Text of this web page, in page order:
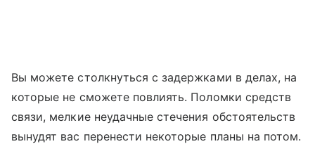
Вы можете столкнуться с задержками в делах, на
которые не сможете повлиять. Поломки средств
связи, мелкие неудачные стечения обстоятельств
вынудят вас перенести некоторые планы на потом.